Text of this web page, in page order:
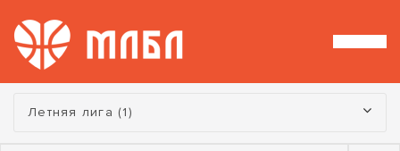
Турнир:
Летняя лига (1)